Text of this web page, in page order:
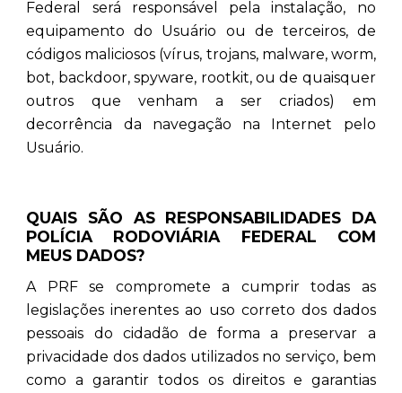
Federal será responsável pela instalação, no
equipamento do Usuário ou de terceiros, de
códigos maliciosos (vírus, trojans, malware, worm,
bot, backdoor, spyware, rootkit, ou de quaisquer
outros que venham a ser criados) em
decorrência da navegação na Internet pelo
Usuário.
QUAIS SÃO AS RESPONSABILIDADES DA
POLÍCIA RODOVIÁRIA FEDERAL COM
MEUS DADOS?
A PRF se compromete a cumprir todas as
legislações inerentes ao uso correto dos dados
pessoais do cidadão de forma a preservar a
privacidade dos dados utilizados no serviço, bem
como a garantir todos os direitos e garantias